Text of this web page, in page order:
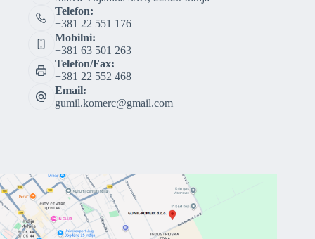
Telefon:
+381 22 551 176
Mobilni:
+381 63 501 263
Telefon/Fax:
+381 22 552 468
Email:
gumil.komerc@gmail.com